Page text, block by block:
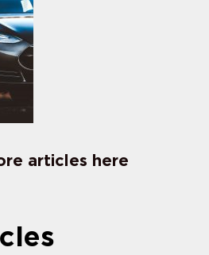
articles here